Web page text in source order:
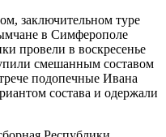
заключительном туре
в Симферополе
провели в воскресенье
смешанным составом
подопечные Ивана
состава и одержали